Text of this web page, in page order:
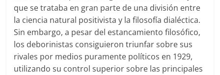
que se trataba en gran parte de una división entre
la ciencia natural positivista y la filosofía dialéctica.
Sin embargo, a pesar del estancamiento filosófico,
los deborinistas consiguieron triunfar sobre sus
rivales por medios puramente políticos en 1929,
utilizando su control superior sobre las principales